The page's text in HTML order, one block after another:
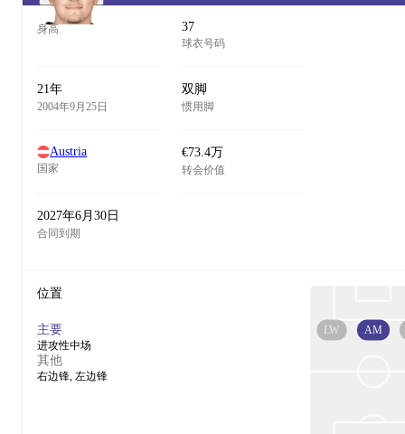
身高 37
球衣号码
21年
2004年9月25日
双脚
惯用脚
Austria
国家
€73.4万
转会价值
2027年6月30日
合同到期
位置
主要
进攻性中场
其他
右边锋, 左边锋
AM
LW